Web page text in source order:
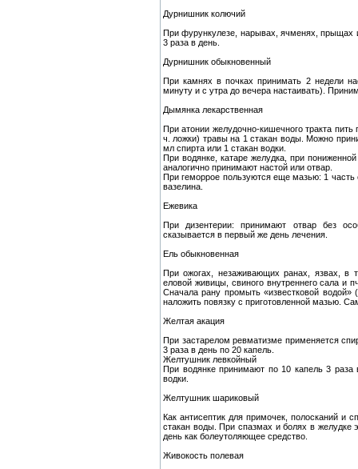
Дурнишник колючий
При фурункулезе, нарывах, ячменях, прыщах
3 раза в день.
Дурнишник обыкновенный
При камнях в почках принимать 2 недели
минуту и с утра до вечера настаивать).
Дымянка лекарственная
При атонии желудочно-кишечного тракта
ч. ложки) травы на 1 стакан воды. Можно
мл спирта или 1 стакан водки.
При водянке, катаре желудка, при
аналогично принимают настой или отвар.
При геморрое пользуются еще мазью: 1 часть
вазелина.
Ежевика
При дизентерии: принимают отвар без
сказывается в первый же день лечения.
Ель обыкновенная
При ожогах, незаживающих ранах, язвах, в
еловой живицы, свиного внутреннего сала и
Сначала рану промыть «известковой
наложить повязку с приготовленной мазью.
Желтая акация
При застарелом ревматизме применяется
3 раза в день по 20 капель.
Желтушник левкойный
При водянке принимают по 10 капель 3
водки.
Желтушник шариковый
Как антисептик для примочек, полосканий и
стакан воды. При спазмах и болях в желудке
день как болеутоляющее средство.
Живокость полевая